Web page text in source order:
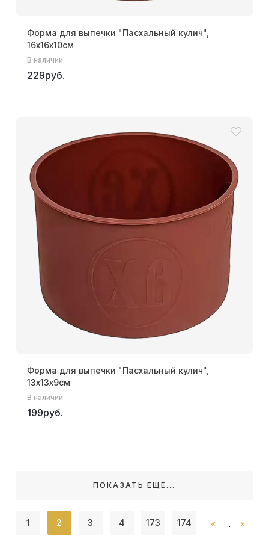
Форма для выпечки "Пасхальный кулич",
16х16х10см
В наличии
229руб.
Форма для выпечки "Пасхальный кулич",
13х13х9см
В наличии
199руб.
ПОКАЗАТЬ ЕЩЁ...
«
1 2 3 4 ...
173 174 »